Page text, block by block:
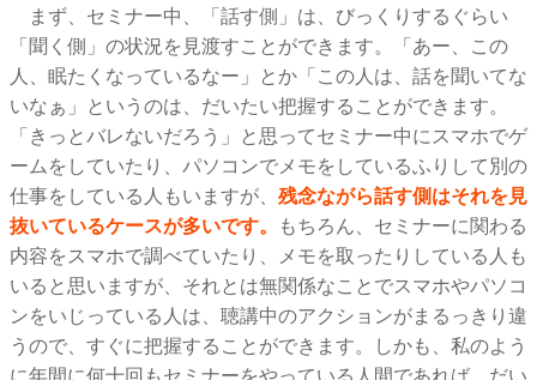
まず、セミナー中、「話す側」は、びっくりするぐらい
「聞く側」の状況を見渡すことができます。「あー、この
人、眠たくなっているなー」とか「この人は、話を聞いてな
いなぁ」というのは、だいたい把握することができます。
「きっとバレないだろう」と思ってセミナー中にスマホでゲ
ームをしていたり、パソコンでメモをしているふりして別の
仕事をしている人もいますが、 残念ながら話す側はそれを見
抜いているケースが多いです。
もちろん、セミナーに関わる
内容をスマホで調べていたり、メモを取ったりしている人も
いると思いますが、それとは無関係なことでスマホやパソコ
ンをいじっている人は、聴講中のアクションがまるっきり違
うので、すぐに把握することができます。しかも、私のよう